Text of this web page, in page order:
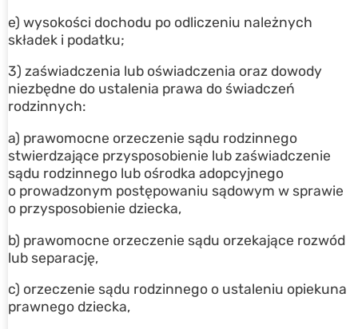
e) wysokości dochodu po odliczeniu należnych
składek i podatku;
3) zaświadczenia lub oświadczenia oraz dowody
niezbędne do ustalenia prawa do świadczeń
rodzinnych:
a) prawomocne orzeczenie sądu rodzinnego
stwierdzające przysposobienie lub zaświadczenie
sądu rodzinnego lub ośrodka adopcyjnego
o prowadzonym postępowaniu sądowym w sprawie
o przysposobienie dziecka,
b) prawomocne orzeczenie sądu orzekające rozwód
lub separację,
c) orzeczenie sądu rodzinnego o ustaleniu opiekuna
prawnego dziecka,